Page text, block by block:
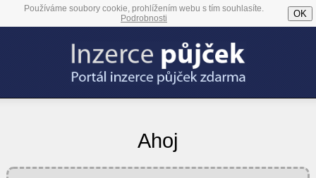
Používáme soubory cookie, prohlížením webu s tím souhlasíte.
Podrobnosti
OK
Ahoj